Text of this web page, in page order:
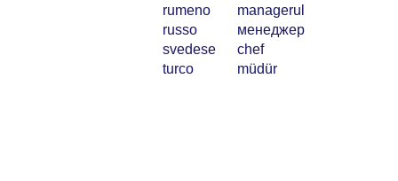
rumeno
managerul
russo
менеджер
svedese
chef
turco
müdür